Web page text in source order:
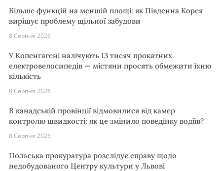
Більше функцій на меншій площі: як Південна Корея
вирішує проблему щільної забудови
8 Серпня 2026
У Копенгагені налічують 13 тисяч прокатних
електровелосипедів — містяни просять обмежити їхню
кількість
8 Серпня 2026
В канадській провінції відмовилися від камер
контролю швидкості: як це змінило поведінку водіїв?
8 Серпня 2026
Польська прокуратура розслідує справу щодо
недобудованого Центру культури у Львові